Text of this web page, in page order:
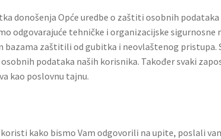
donošenja Opće uredbe o zaštiti osobnih podataka
odgovarajuće tehničke i organizacijske sigurnosne
bazama zaštitili od gubitka i neovlaštenog pristupa.
podataka naših korisnika. Također svaki
kao poslovnu tajnu.
kako bismo Vam odgovorili na upite, poslali